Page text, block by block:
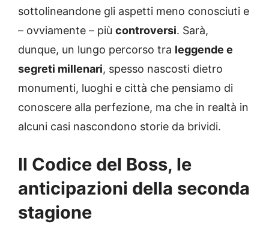
sottolineandone gli aspetti meno conosciuti e
– ovviamente – più controversi. Sarà,
dunque, un lungo percorso tra leggende e
segreti millenari, spesso nascosti dietro
monumenti, luoghi e città che pensiamo di
conoscere alla perfezione, ma che in realtà in
alcuni casi nascondono storie da brividi.
Il Codice del Boss, le
anticipazioni della seconda
stagione